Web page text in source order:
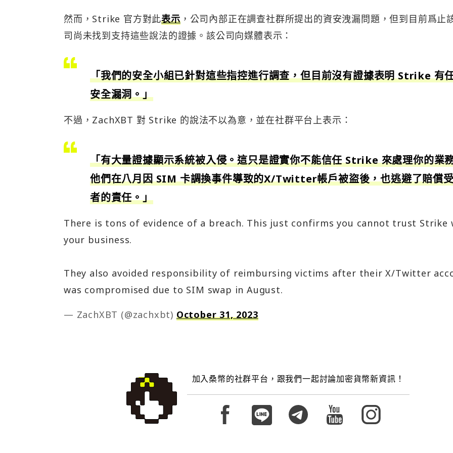
然而，Strike 官方對此表示，公司內部正在調查社群所提出的資安洩漏問題，但到目前爲止
司尚未找到支持這些說法的證據。該公司向媒體表示：
「我們的安全小組已針對這些指控進行調查，但目前沒有證據表明 Strike 有
安全漏洞。」
不過，ZachXBT 對 Strike 的說法不以為意，並在社群平台上表示：
「有大量證據顯示系統被入侵。這只是證實你不能信任 Strike 來處理你的業
他們在八月因 SIM 卡調換事件導致的X/Twitter帳戶被盜後，也逃避了賠償
者的責任。」
There is tons of evidence of a breach. This just confirms you cannot trust Strike
your business.
They also avoided responsibility of reimbursing victims after their X/Twitter
was compromised due to SIM swap in August.
— ZachXBT (@zachxbt) October 31, 2023
加入桑幣的社群平台，跟我們一起討論加密貨幣新資訊！